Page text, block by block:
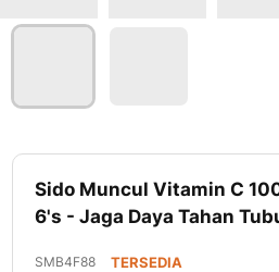
Sido Muncul Vitamin C
6's - Jaga Daya Tahan
SMB4F88 TERSEDIA
Lewati
awal
galeri